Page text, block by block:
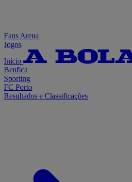
Fans Arena
Jogos
Início
Benfica
Sporting
FC Porto
Resultados e Classificações